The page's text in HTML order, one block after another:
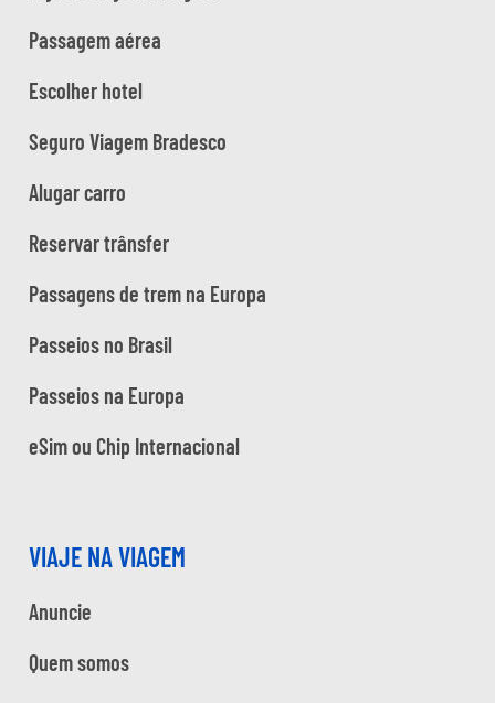
Passagem aérea
Escolher hotel
Seguro Viagem Bradesco
Alugar carro
Reservar trânsfer
Passagens de trem na Europa
Passeios no Brasil
Passeios na Europa
eSim ou Chip Internacional
VIAJE NA VIAGEM
Anuncie
Quem somos